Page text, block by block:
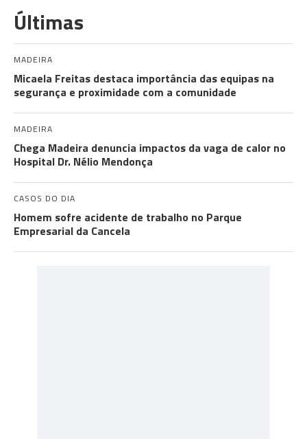
Últimas
MADEIRA
Micaela Freitas destaca importância das equipas na
segurança e proximidade com a comunidade
MADEIRA
Chega Madeira denuncia impactos da vaga de calor no
Hospital Dr. Nélio Mendonça
CASOS DO DIA
Homem sofre acidente de trabalho no Parque
Empresarial da Cancela